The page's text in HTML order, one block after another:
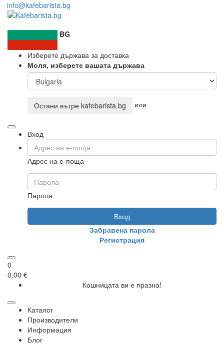
info@kafebarista.bg
BG
Изберете държава за доставка
Моля, изберете вашата държава
Остани вътре kafebarista.bg или
Вход
Адрес на е-поща
Парола
Вход
Забравена парола
Регистрация
0
0,00 €
Кошницата ви е празна!
Каталог
Производители
Информация
Блог